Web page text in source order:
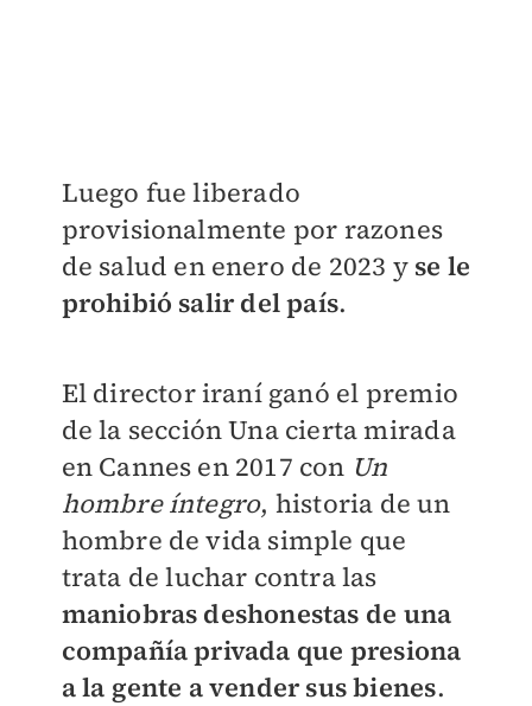
Luego fue liberado
provisionalmente por razones
de salud en enero de 2023 y se le
prohibió salir del país.
El director iraní ganó el premio
de la sección Una cierta mirada
en Cannes en 2017 con Un
hombre íntegro, historia de un
hombre de vida simple que
trata de luchar contra las
maniobras deshonestas de una
compañía privada que presiona
a la gente a vender sus bienes.